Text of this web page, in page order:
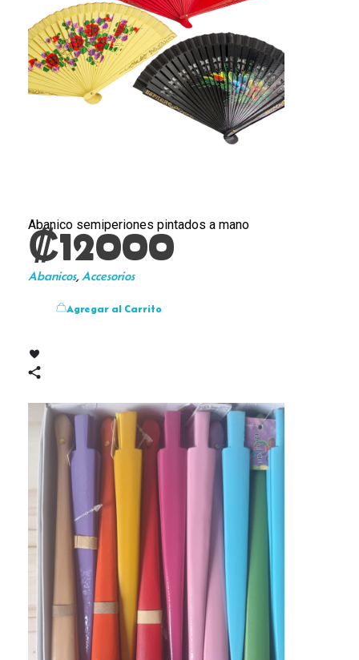
Abanico semiperiones pintados a mano
₡12000
Abanicos, Accesorios
Agregar al Carrito